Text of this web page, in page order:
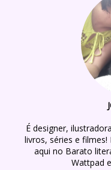
É designer,
livros, séries e
aqui no Barato
Wattpad